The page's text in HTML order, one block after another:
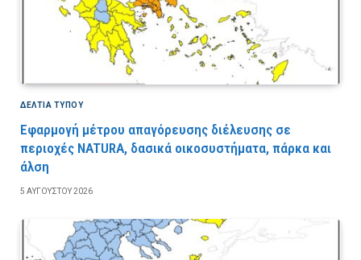
ΔΕΛΤΙΑ ΤΥΠΟΥ
Εφαρμογή μέτρου απαγόρευσης διέλευσης σε
περιοχές NATURA, δασικά οικοσυστήματα, πάρκα και
άλση
5 ΑΥΓΟΎΣΤΟΥ 2026